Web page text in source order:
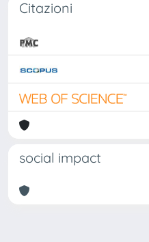
Citazioni
social impact